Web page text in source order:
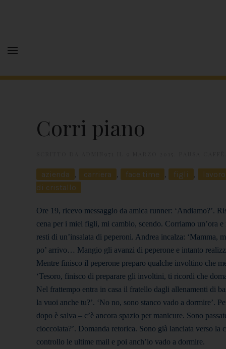
Corri piano
azienda , carriera , face time , figli ,
di cristallo
Ore 19, ricevo messaggio da amica runner: ‘Andiamo?’.
cena per i miei figli, mi cambio, scendo. Corriamo un’ora
resti di un’insalata di peperoni. Andrea incalza: ‘Mamma,
po’ arrivo… Mangio gli avanzi di peperone e intanto
Mentre finisco il peperone preparo qualche involtino che
‘Tesoro, finisco di preparare gli involtini, ti ricordi che
Nel frattempo entra in casa il fratello dagli allenamenti di
la vuoi anche tu?’. ‘No no, sono stanco vado a dormire’.
dopo è salva – c’è ancora spazio per manicure. Sono
cioccolata?’. Domanda retorica. Sono già lanciata verso
controllo le ultime mail e poi anch’io vado a dormire.